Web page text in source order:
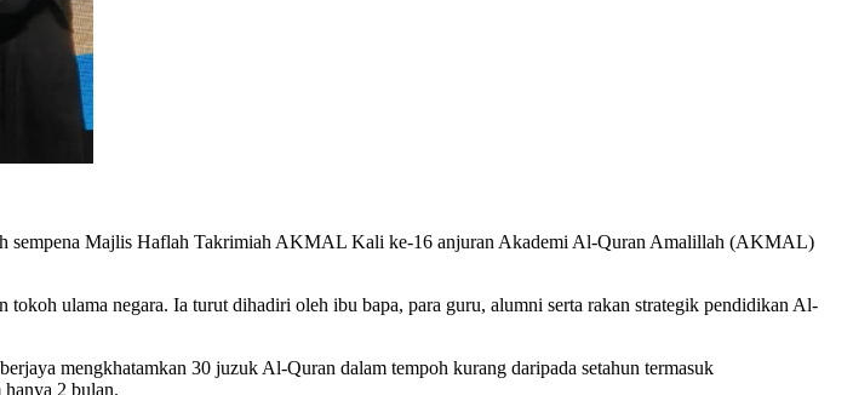
sempena Majlis Haflah Takrimiah AKMAL Kali ke-16 anjuran Akademi Al-Quran Amalillah (AKMAL)
ulama negara. Ia turut dihadiri oleh ibu bapa, para guru, alumni serta rakan strategik pendidikan Al-
mengkhatamkan 30 juzuk Al-Quran dalam tempoh kurang daripada setahun termasuk
hanya 2 bulan.